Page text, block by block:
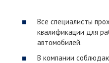
Все специалисты
квалификации для
автомобилей.
В компании